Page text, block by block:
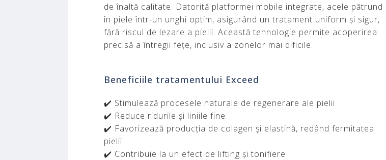
de înaltă calitate. Datorită platformei mobile integrate, acele pătrund
în piele într-un unghi optim, asigurând un tratament uniform și sigur,
fără riscul de lezare a pielii. Această tehnologie permite acoperirea
precisă a întregii fețe, inclusiv a zonelor mai dificile.
Beneficiile tratamentului Exceed
✔️ Stimulează procesele naturale de regenerare ale pielii
✔️ Reduce ridurile și liniile fine
✔️ Favorizează producția de colagen și elastină, redând fermitatea
pielii
✔️ Contribuie la un efect de lifting și tonifiere